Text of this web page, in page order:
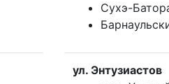
Сухэ-
ул. Энтузиастов